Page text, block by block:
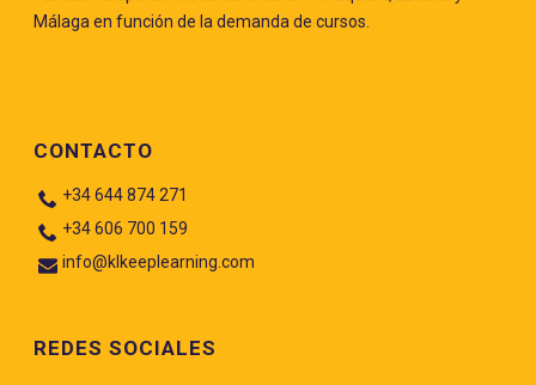
Málaga en función de la demanda de cursos.
CONTACTO
+34 644 874 271
+34 606 700 159
info@klkeeplearning.com
REDES SOCIALES